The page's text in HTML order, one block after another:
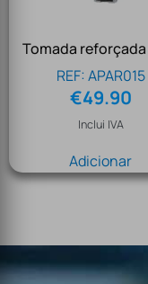
Tomada reforçada
REF: APAR015
€49.90
Inclui IVA
Adicionar